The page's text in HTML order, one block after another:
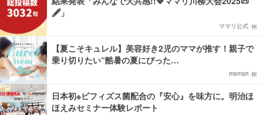
🖋️」
ママリ公式
【夏こそキュレル】美容好き2児のママが推す！親子で
乗り切りたい“酷暑の夏にぴった…
mamari
日本初※ビフィズス菌配合の『安心』を味方に。明治ほ
ほえみセミナー体験レポート